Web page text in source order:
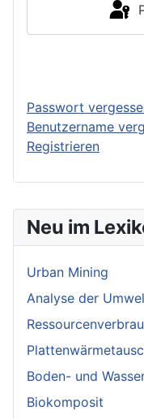
Neu im
Urban Mining
Analyse der
Boden- und
Biokomposit
Passwort
Benutzername
Registrieren